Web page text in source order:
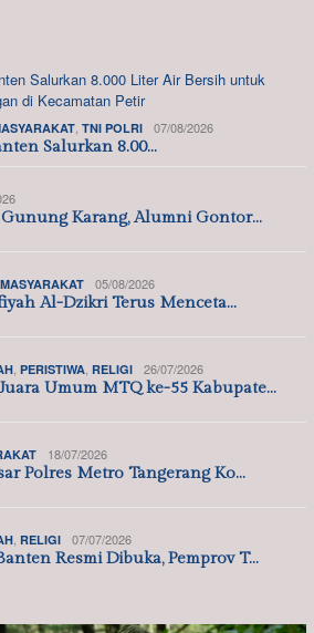
TNI POLRI 07/08/2026
Salurkan 8.00…
Karang, Alumni Gontor…
05/08/2026
Al-Dzikri Terus Menceta…
PERISTIWA RELIGI 26/07/2026
Umum MTQ ke-55 Kabupate…
18/07/2026
Polres Metro Tangerang Ko…
RELIGI 07/07/2026
Resmi Dibuka, Pemprov T…